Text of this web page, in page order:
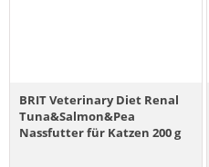
BRIT Veterinary Diet Renal
Tuna&Salmon&Pea
Nassfutter für Katzen 200 g